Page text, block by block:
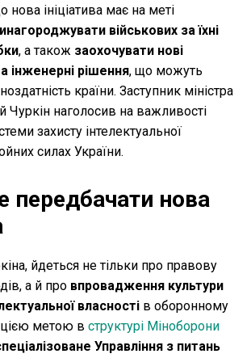
нова ініціатива має на меті
військових за їхні
, а також заохочувати нові
інженерні рішення, що можуть
країни. Заступник міністра
Чуркін наголосив на важливості
захисту інтелектуальної
силах України.
нова
йдеться не тільки про правову
а й про впровадження культури
власності в оборонному
цією метою в структурі Міноборони
Управління з питань